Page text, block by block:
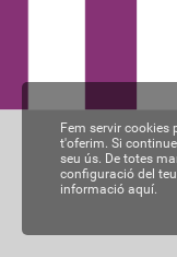
Fem servir cookies
t'oferim. Si
seu ús. De totes
configuració del
informació aquí.